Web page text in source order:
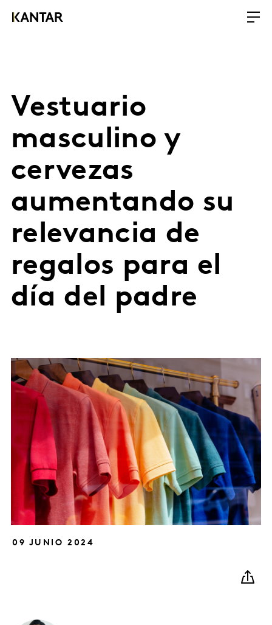
Vestuario
masculino y
cervezas
aumentando su
relevancia de
regalos para el
día del padre
09 JUNIO 2024